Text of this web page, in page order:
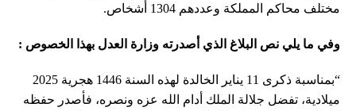
مختلف محاكم المملكة وعددهم 1304 أشخاص.
وفي ما يلي نص البلاغ الذي أصدرته وزارة العدل بهذا الخصوص :
“بمناسبة ذكرى 11 يناير الخالدة لهذه السنة 1446 هجرية 2025
ميلادية، تفضل جلالة الملك أدام الله عزه ونصره، فأصدر حفظه